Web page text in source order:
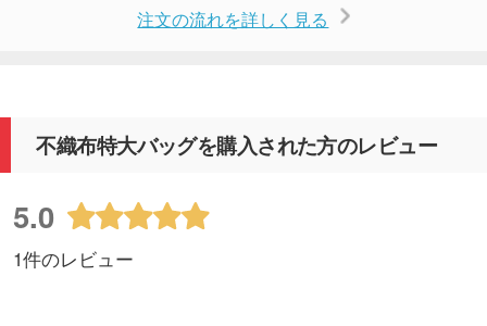
注文の流れを詳しく見る
不織布特大バッグを購入された方のレビュー
5.0
1件のレビュー